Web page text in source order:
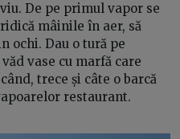
De pe primul vapor se
mâinile în aer, să
ochi. Dau o tură pe
vase cu marfă care
trece și câte o barcă
restaurant.